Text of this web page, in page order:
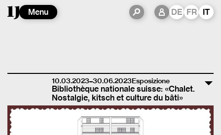
Menu DE FR IT
10.03.2023–30.06.2023Esposizione
Bibliothèque nationale suisse: «Chalet.
Nostalgie, kitsch et culture du bâti»